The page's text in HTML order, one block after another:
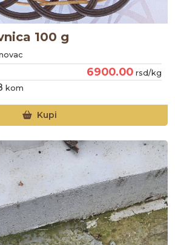
100 g
6900.00 rsd/kg
kom
Kupi